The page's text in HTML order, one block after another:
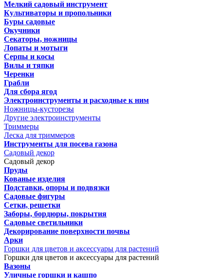
Мелкий садовый инструмент
Культиваторы и пропольники
Буры садовые
Окучники
Секаторы, ножницы
Лопаты и мотыги
Серпы и косы
Вилы и тяпки
Черенки
Грабли
Для сбора ягод
Электроинструменты и расходные к ним
Ножницы-кусторезы
Другие электроинструменты
Триммеры
Леска для триммеров
Инструменты для посева газона
Садовый декор
Садовый декор
Пруды
Кованые изделия
Подставки, опоры и подвязки
Садовые фигуры
Сетки, решетки
Заборы, бордюры, покрытия
Садовые светильники
Декорирование поверхности почвы
Арки
Горшки для цветов и аксессуары для растений
Горшки для цветов и аксессуары для растений
Вазоны
Уличные горшки и кашпо